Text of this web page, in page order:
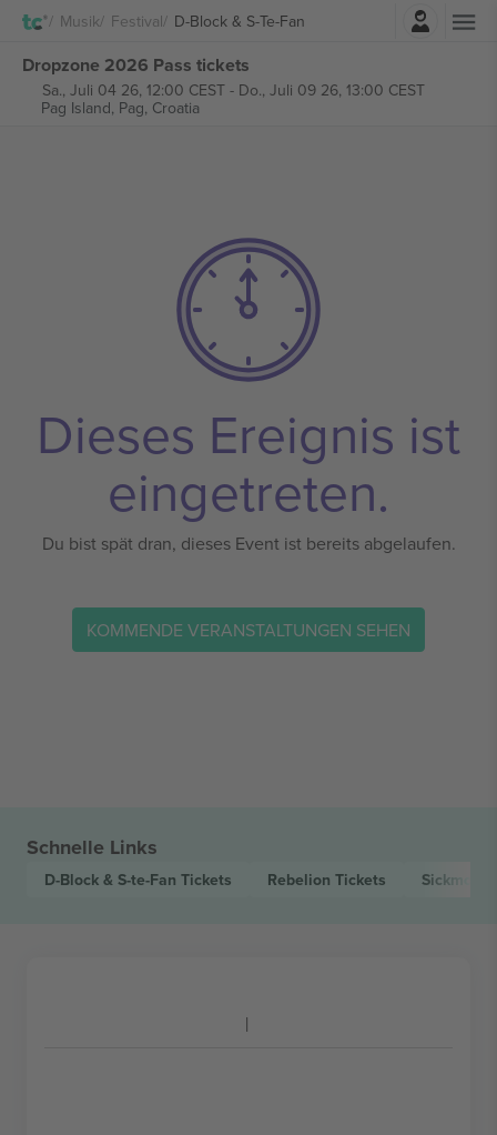
Musik Festival D-Block & S-Te-FanEinloggen
Dropzone 2026 Pass tickets
Sa., Juli 04 26, 12:00 CEST- Do., Juli 09 26, 13:00 CEST
Pag Island, Pag, Croatia
Dieses Ereignis ist
eingetreten.
Du bist spät dran, dieses Event ist bereits abgelaufen.
KOMMENDE VERANSTALTUNGEN SEHEN
Schnelle Links
D-Block & S-te-Fan Tickets Rebelion Tickets Sickmode